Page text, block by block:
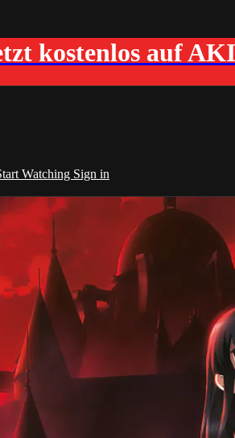
kostenlos auf
Watching Sign in